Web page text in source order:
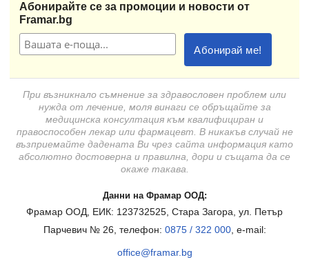
Абонирайте се за промоции и новости от
Framar.bg
При възникнало съмнение за здравословен проблем или
нужда от лечение, моля винаги се обръщайте за
медицинска консултация към квалифициран и
правоспособен лекар или фармацевт. В никакъв случай не
възприемайте дадената Ви чрез сайта информация като
абсолютно достоверна и правилна, дори и същата да се
окаже такава.
Данни на Фрамар ООД:
Фрамар ООД, ЕИК: 123732525, Стара Загора, ул. Петър
Парчевич № 26, телефон: 0875 / 322 000, e-mail:
office@framar.bg